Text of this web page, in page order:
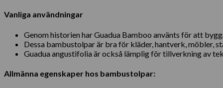
Vanliga användningar
Genom historien har Guadua Bamboo använts för att
Dessa bambustolpar är bra för kläder, hantverk, möbler,
Guadua angustifolia är också lämplig för tillverkning av
Allmänna egenskaper hos bambustolpar: